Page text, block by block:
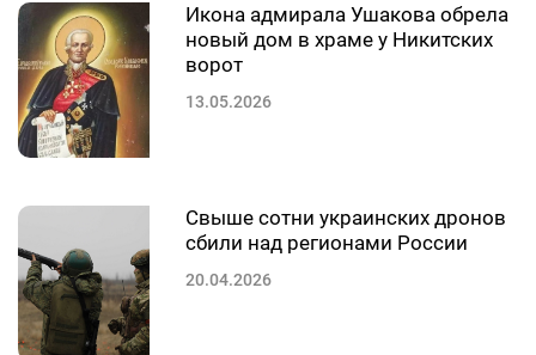
Икона адмирала Ушакова обрела
новый дом в храме у Никитских
ворот
13.05.2026
Свыше сотни украинских дронов
сбили над регионами России
20.04.2026